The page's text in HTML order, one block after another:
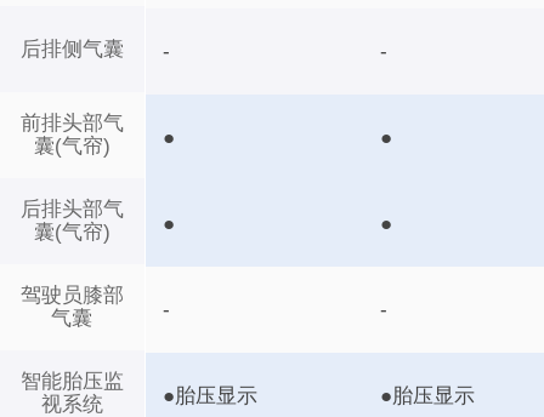
后排侧气囊
前排头部气
囊(气帘)
后排头部气
囊(气帘)
驾驶员膝部
气囊
智能胎压监
视系统
- -
● ●
● ●
- -
●胎压显示 ●胎压显示